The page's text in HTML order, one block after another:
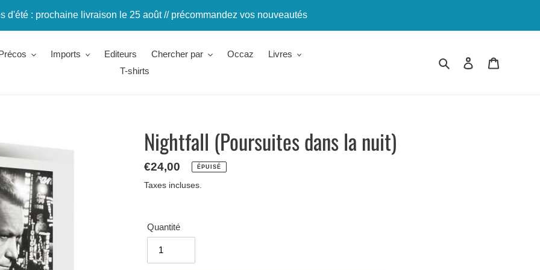
d'été : prochaine livraison le 25 août // précommandez vos nouveautés
Imports Editeurs Chercher par Occaz
Livres
T-shirts
RechercherSe connecter
Nightfall (Poursuites dans la nuit)
Prix
normal
€24,00 ÉPUISÉ
Taxes incluses.
Quantité